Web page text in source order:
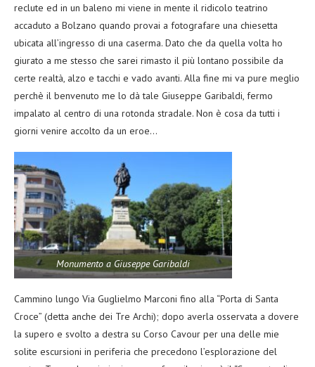
reclute ed in un baleno mi viene in mente il ridicolo teatrino
accaduto a Bolzano quando provai a fotografare una chiesetta
ubicata all’ingresso di una caserma. Dato che da quella volta ho
giurato a me stesso che sarei rimasto il più lontano possibile da
certe realtà, alzo e tacchi e vado avanti. Alla fine mi va pure meglio
perchè il benvenuto me lo dà tale Giuseppe Garibaldi, fermo
impalato al centro di una rotonda stradale. Non è cosa da tutti i
giorni venire accolto da un eroe…
Monumento a Giuseppe Garibaldi
Cammino lungo Via Guglielmo Marconi fino alla “Porta di Santa
Croce” (detta anche dei Tre Archi); dopo averla osservata a dovere
la supero e svolto a destra su Corso Cavour per una delle mie
solite escursioni in periferia che precedono l’esplorazione del